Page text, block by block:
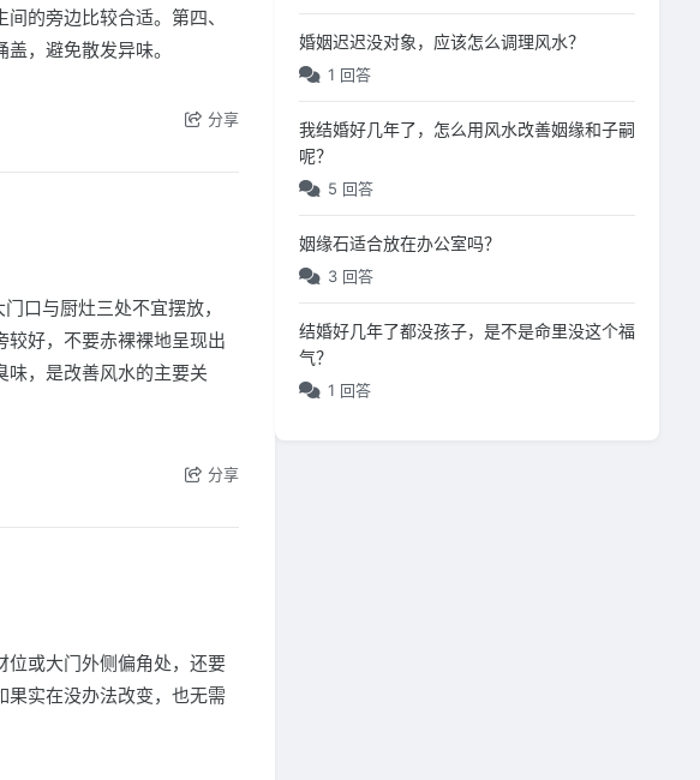
的旁边比较合适。第四、
，避免散发异味。
分享
口与厨灶三处不宜摆放，
较好，不要赤裸裸地呈现出
味，是改善风水的主要关
分享
位或大门外侧偏角处，还要
果实在没办法改变，也无需
婚姻迟迟没对象，应该怎么调理风水？
1 回答
我结婚好几年了，怎么用风水改善姻缘和子嗣
呢？
5 回答
姻缘石适合放在办公室吗？
3 回答
结婚好几年了都没孩子，是不是命里没这个福
气？
1 回答